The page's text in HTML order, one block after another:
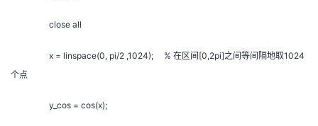
close all
x = linspace(0, pi/2 ,1024); % 在区间[0,2pi]之间等间隔地取1024
个点
y_cos = cos(x);